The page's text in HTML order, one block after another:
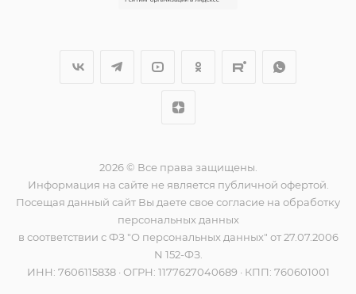
2026 © Все права защищены.
Информация на сайте не является публичной офертой.
Посещая данный сайт Вы даете свое согласие на обработку
персональных данных
в соответствии с ФЗ "О персональных данных" от 27.07.2006
N 152-ФЗ.
ИНН: 7606115838 · ОГРН: 1177627040689 · КПП: 760601001